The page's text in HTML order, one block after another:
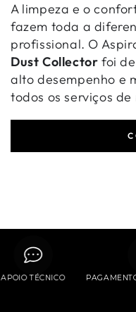
A limpeza e o
fazem toda a
profissional. O
Dust Collector foi
alto desempenho e
todos os serviços de
APOIO TÉCNICO